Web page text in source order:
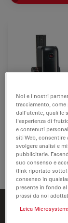
Sistemi per
Noi e i nostri
tracciamento,
dall'utente, quali le
l'esperienza di
e contenuti
siti Web,
svolgere analisi e
pubblicitarie.
suo consenso e
(link riportato
consenso in
presente in fondo
prassi da noi
Leica